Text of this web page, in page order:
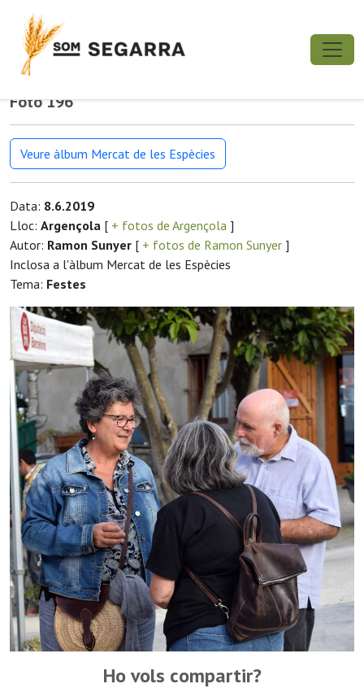
Foto 196
Veure àlbum Mercat de les Espècies
Data: 8.6.2019
Lloc: Argençola [ + fotos de Argençola ]
Autor: Ramon Sunyer [ + fotos de Ramon Sunyer ]
Inclosa a l'àlbum Mercat de les Espècies
Tema: Festes
Ho vols compartir?